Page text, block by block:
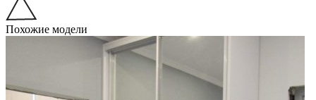
Похожие модели